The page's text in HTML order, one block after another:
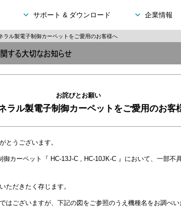
サポート & ダウンロード
企業情報
ラル製電子制御カーペットをご愛用のお客様へ
お詫びとお願い
ラル製電子制御カーペットをご愛用のお客
とうございます。
カーペット『 HC-13J-C , HC-10JK-C 』において、一部不
ただきたく存じます。
はございますが、下記の図をご参照のうえ機種名をお調べ